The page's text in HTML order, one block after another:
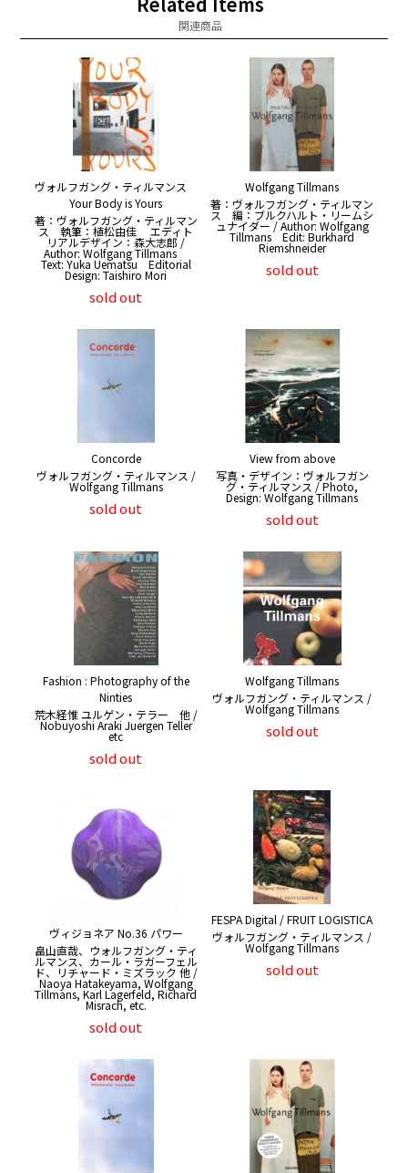
関連商品
ヴォルフガング・ティルマンス
Your Body is Yours
著：ヴォルフガング・ティルマン
ス 執筆：植松由佳 エディト
リアルデザイン：森大志郎 /
Author: Wolfgang Tillmans
Text: Yuka Uematsu Editorial
Design: Taishiro Mori
sold out
Wolfgang Tillmans
著：ヴォルフガング・ティルマン
ス 編：ブルクハルト・リームシ
ュナイダー / Author: Wolfgang
Tillmans Edit: Burkhard
Riemshneider
sold out
Concorde
ヴォルフガング・ティルマンス /
Wolfgang Tillmans
sold out
View from above
写真・デザイン：ヴォルフガン
グ・ティルマンス / Photo,
Design: Wolfgang Tillmans
sold out
Fashion : Photography of the
Ninties
荒木経惟 ユルゲン・テラー 他 /
Nobuyoshi Araki Juergen Teller
etc
sold out
Wolfgang Tillmans
ヴォルフガング・ティルマンス /
Wolfgang Tillmans
sold out
ヴィジョネア No.36 パワー
畠山直哉、ウォルフガング・ティ
ルマンス、カール・ラガーフェル
ド、リチャード・ミズラック 他 /
Naoya Hatakeyama, Wolfgang
Tillmans, Karl Lagerfeld, Richard
Misrach, etc.
sold out
FESPA Digital / FRUIT LOGISTICA
ヴォルフガング・ティルマンス /
Wolfgang Tillmans
sold out